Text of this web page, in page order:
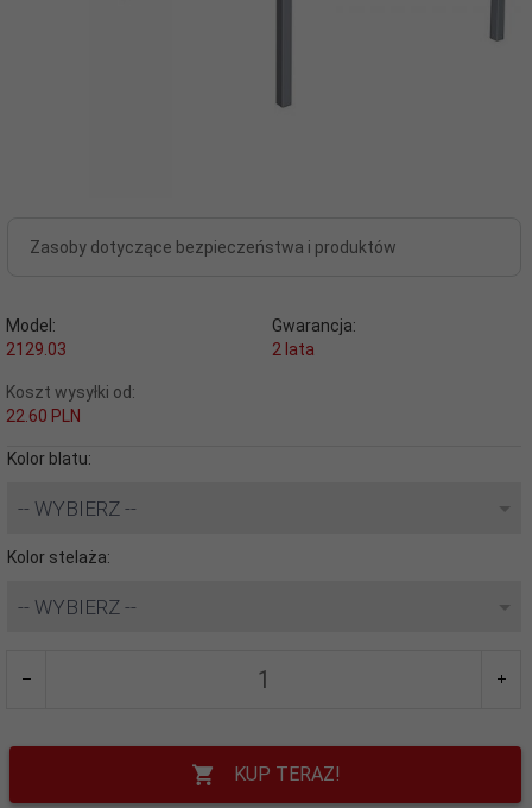
Zasoby dotyczące bezpieczeństwa i produktów
Model:
2129.03
Gwarancja:
2 lata
Koszt wysyłki od:
22.60 PLN
Kolor blatu:
-- WYBIERZ --
Kolor stelaża:
-- WYBIERZ --
KUP TERAZ!